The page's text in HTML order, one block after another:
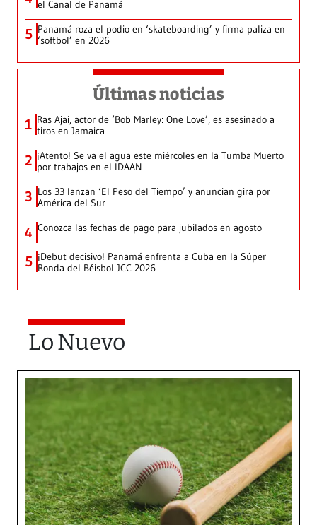
el Canal de Panamá
5 Panamá roza el podio en ‘skateboarding’ y firma paliza en
‘softbol’ en 2026
Últimas noticias
1 Ras Ajai, actor de ‘Bob Marley: One Love’, es asesinado a
tiros en Jamaica
2 ¡Atento! Se va el agua este miércoles en la Tumba Muerto
por trabajos en el IDAAN
3 Los 33 lanzan ‘El Peso del Tiempo’ y anuncian gira por
América del Sur
4 Conozca las fechas de pago para jubilados en agosto
5 ¡Debut decisivo! Panamá enfrenta a Cuba en la Súper
Ronda del Béisbol JCC 2026
Lo Nuevo